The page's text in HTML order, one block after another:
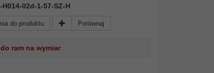
H014-02d-1-57-SZ-H
do produktu Porównaj
ram na wymiar